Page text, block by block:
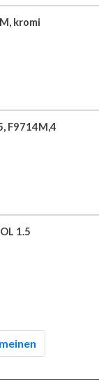
kromi
F9714M,4
1.5